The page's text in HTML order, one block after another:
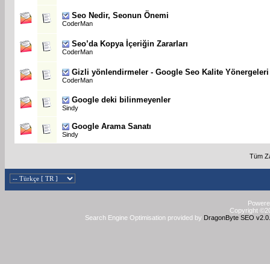
Seo Nedir, Seonun Önemi
CoderMan
Seo’da Kopya İçeriğin Zararları
CoderMan
Gizli yönlendirmeler - Google Seo Kalite Yönergeleri
CoderMan
Google deki bilinmeyenler
Sindy
Google Arama Sanatı
Sindy
Tüm
Copyright
Search Engine Optimisation provided by DragonByte SEO